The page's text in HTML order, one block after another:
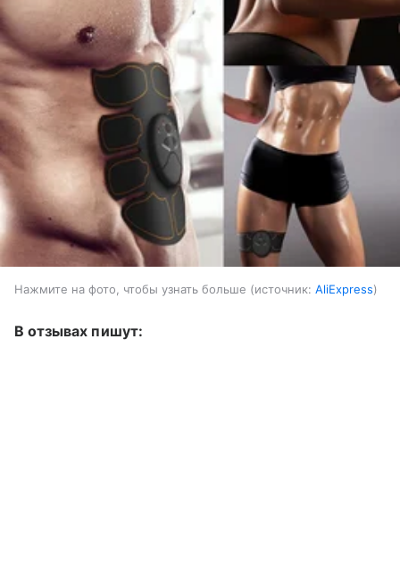
Нажмите на фото, чтобы узнать больше источник: AliExpress
В отзывах пишут: